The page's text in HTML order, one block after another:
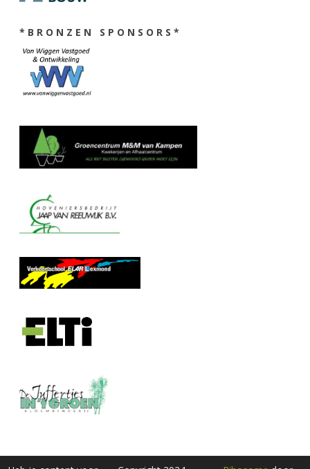
* B R O N Z E N S P O N S O R S *